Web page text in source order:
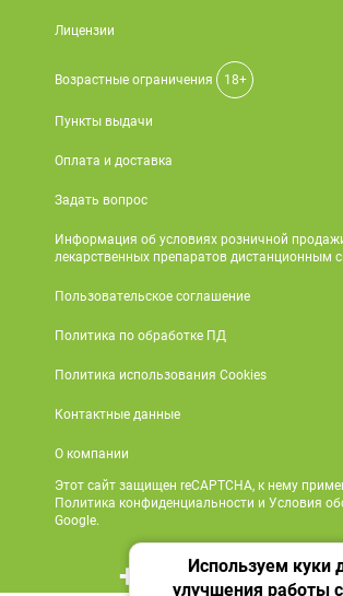
Лицензии
Возрастные ограничения 18+
Пункты выдачи
Оплата и доставка
Задать вопрос
Информация об условиях розничной
лекарственных препаратов дистанционным
Пользовательское соглашение
Политика по обработке ПД
Политика использования Cookies
Контактные данные
О компании
Этот сайт защищен reCAPTCHA, к нему
Политика конфиденциальности и Условия
Google.
+7 495 419 18
Используем куки
улучшения работы